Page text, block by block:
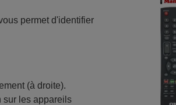
permet d'identifier
(à droite).
les appareils